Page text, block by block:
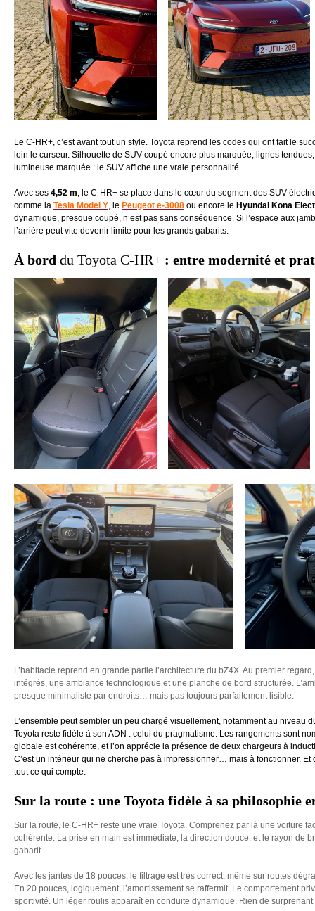
Le C-HR+, c’est avant tout un style. Toyota reprend les codes qui ont fait le
loin le curseur. Silhouette de SUV coupé encore plus marquée, lignes
lumineuse marquée : le SUV affiche une vraie personnalité.
Avec ses 4,52 m, le C-HR+ se place dans le cœur du segment des SUV
comme la Tesla Model Y, le Peugeot e-3008 ou encore le Hyundai Kona
dynamique, presque coupé, n’est pas sans conséquence. Si l’espace aux
l’arrière peut vite devenir limite pour les grands gabarits.
À bord du Toyota C-HR+ : entre modernité et
L’habitacle reprend en grande partie l’architecture du bZ4X. Au premier
intégrés, une ambiance technologique et une planche de bord structurée.
presque minimaliste par endroits… mais pas toujours parfaitement lisible.
L’ensemble peut sembler un peu chargé visuellement, notamment au niveau
Toyota reste fidèle à son ADN : celui du pragmatisme. Les rangements sont
globale est cohérente, et l’on apprécie la présence de deux chargeurs à
C’est un intérieur qui ne cherche pas à impressionner… mais à fonctionner. Et
tout ce qui compte.
Sur la route : une Toyota fidèle à sa philosophie
Sur la route, le C-HR+ reste une vraie Toyota. Comprenez par là une voiture
cohérente. La prise en main est immédiate, la direction douce, et le rayon de
gabarit.
Avec les jantes de 18 pouces, le filtrage est très correct, même sur routes
En 20 pouces, logiquement, l’amortissement se raffermit. Le comportement
sportivité. Un léger roulis apparaît en conduite dynamique. Rien de surprenant